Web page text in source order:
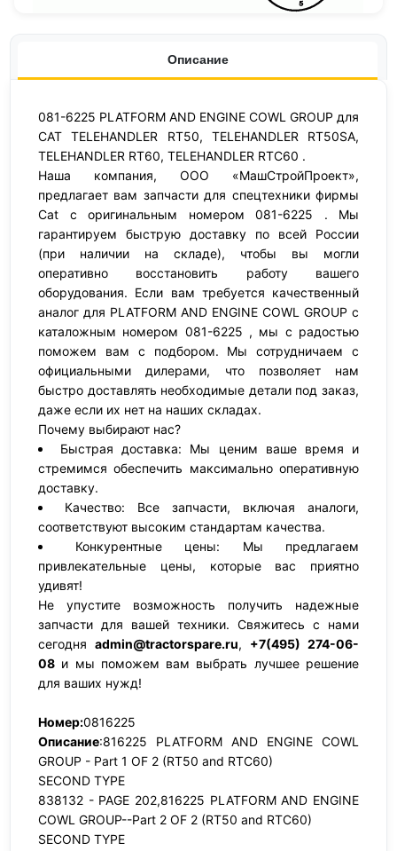
Описание
081-6225 PLATFORM AND ENGINE COWL GROUP для
CAT TELEHANDLER RT50, TELEHANDLER RT50SA,
TELEHANDLER RT60, TELEHANDLER RTC60 .
Наша компания, ООО «МашСтройПроект»,
предлагает вам запчасти для спецтехники фирмы
Cat с оригинальным номером 081-6225 . Мы
гарантируем быструю доставку по всей России
(при наличии на складе), чтобы вы могли
оперативно восстановить работу вашего
оборудования. Если вам требуется качественный
аналог для PLATFORM AND ENGINE COWL GROUP с
каталожным номером 081-6225 , мы с радостью
поможем вам с подбором. Мы сотрудничаем с
официальными дилерами, что позволяет нам
быстро доставлять необходимые детали под заказ,
даже если их нет на наших складах.
Почему выбирают нас?
Быстрая доставка: Мы ценим ваше время и
стремимся обеспечить максимально оперативную
доставку.
Качество: Все запчасти, включая аналоги,
соответствуют высоким стандартам качества.
Конкурентные цены: Мы предлагаем
привлекательные цены, которые вас приятно
удивят!
Не упустите возможность получить надежные
запчасти для вашей техники. Свяжитесь с нами
сегодня admin@tractorspare.ru, +7(495) 274-06-
08 и мы поможем вам выбрать лучшее решение
для ваших нужд!
Номер:0816225
Описание:816225 PLATFORM AND ENGINE COWL
GROUP - Part 1 OF 2 (RT50 and RTC60)
SECOND TYPE
838132 - PAGE 202,816225 PLATFORM AND ENGINE
COWL GROUP--Part 2 OF 2 (RT50 and RTC60)
SECOND TYPE